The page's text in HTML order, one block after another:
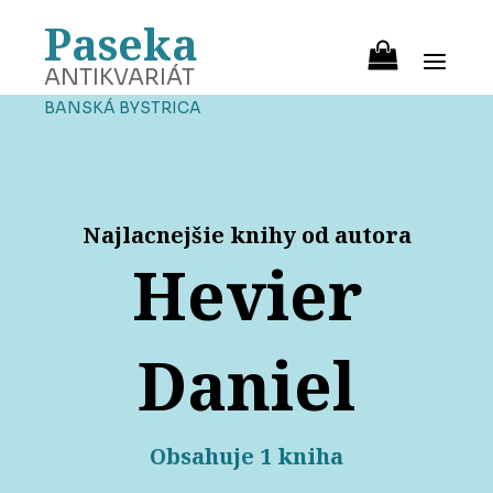
Paseka
ANTIKVARIÁT
BANSKÁ BYSTRICA
Najlacnejšie knihy od autora
Hevier
Daniel
Obsahuje 1 kniha